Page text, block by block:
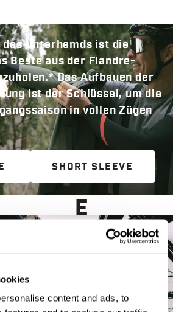
content and ads, to
des Unterhemds ist die
Beste aus der Fiandre-
Das Aufbauen der
ist der Schlüssel, um die
in vollen Zügen
SHORT SLEEVE
E
abgerundet,
sind die perfekte Ergänzung,